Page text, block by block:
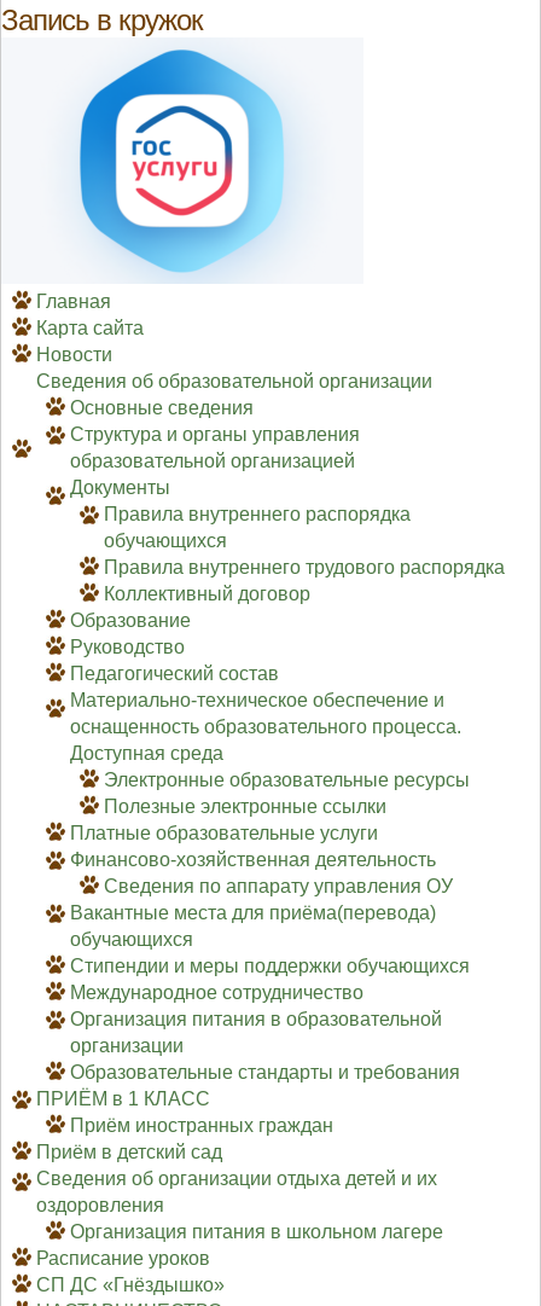
Запись в кружок
Главная
Карта сайта
Новости
Сведения об образовательной организации
Основные сведения
Структура и органы управления
образовательной организацией
Документы
Правила внутреннего распорядка
обучающихся
Правила внутреннего трудового распорядка
Коллективный договор
Образование
Руководство
Педагогический состав
Материально-техническое обеспечение и
оснащенность образовательного процесса.
Доступная среда
Электронные образовательные ресурсы
Полезные электронные ссылки
Платные образовательные услуги
Финансово-хозяйственная деятельность
Сведения по аппарату управления ОУ
Вакантные места для приёма(перевода)
обучающихся
Стипендии и меры поддержки обучающихся
Международное сотрудничество
Организация питания в образовательной
организации
Образовательные стандарты и требования
ПРИЁМ в 1 КЛАСС
Приём иностранных граждан
Приём в детский сад
Сведения об организации отдыха детей и их
оздоровления
Организация питания в школьном лагере
Расписание уроков
СП ДС «Гнёздышко»